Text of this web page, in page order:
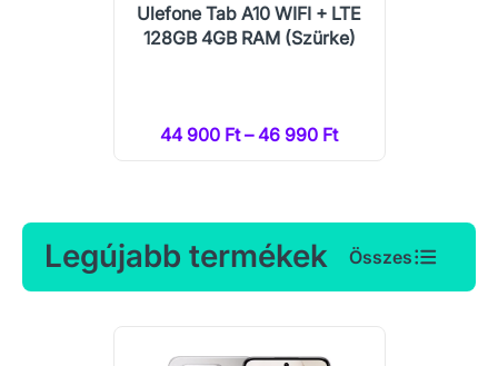
Ulefone Tab A10 WIFI + LTE
128GB 4GB RAM (Szürke)
44 900 Ft – 46 990 Ft
Legújabb termékek Összes